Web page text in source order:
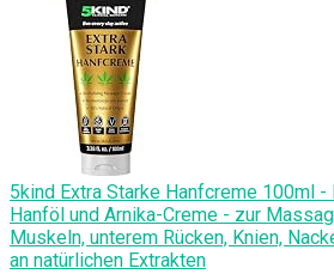
5kind Extra Starke Hanfcreme 100ml
Hanföl und Arnika-Creme - zur
Muskeln, unterem Rücken, Knien,
an natürlichen Extrakten